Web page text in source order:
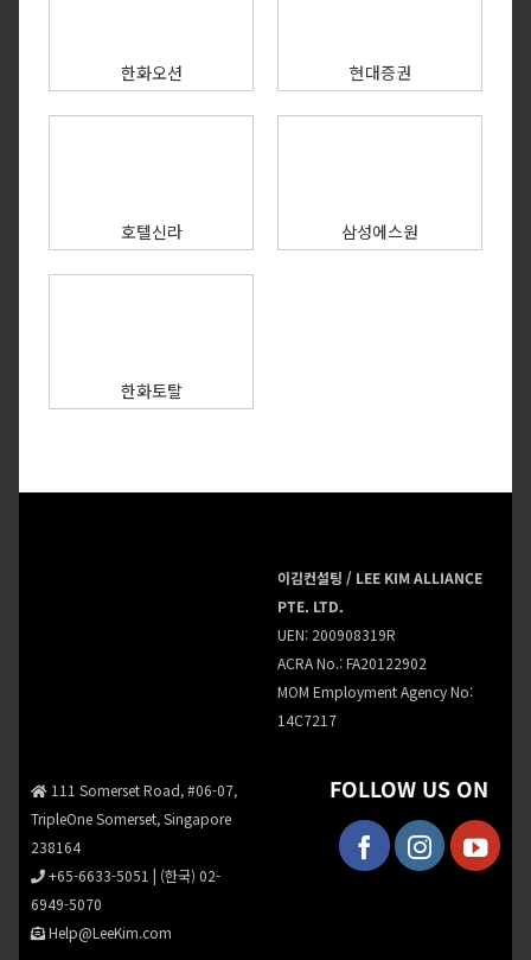
한화오션 현대증권
호텔신라 삼성에스원
한화토탈
이김컨설팅 / LEE KIM ALLIANCE
PTE. LTD.
UEN: 200908319R
ACRA No.: FA20122902
MOM Employment Agency No:
14C7217
111 Somerset Road, #06-07,
TripleOne Somerset, Singapore
238164
+65-6633-5051
(한국) 02-
6949-5070
Help@LeeKim.com
FOLLOW US ON